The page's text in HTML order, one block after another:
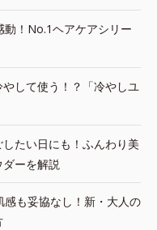
動！No.1ヘアケアシリー
やして使う！？「冷やしユ
たい日にも！ふんわり美
ーを解説
感も妥協なし！新・大人の